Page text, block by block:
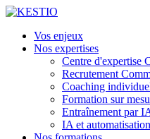
Vos enjeux
Nos expertises
Centre d'expertise
Recrutement
Coaching
Formation sur
Entraînement par
IA et automatisation